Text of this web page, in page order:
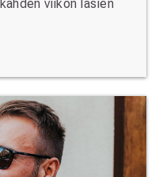
viikon lasien